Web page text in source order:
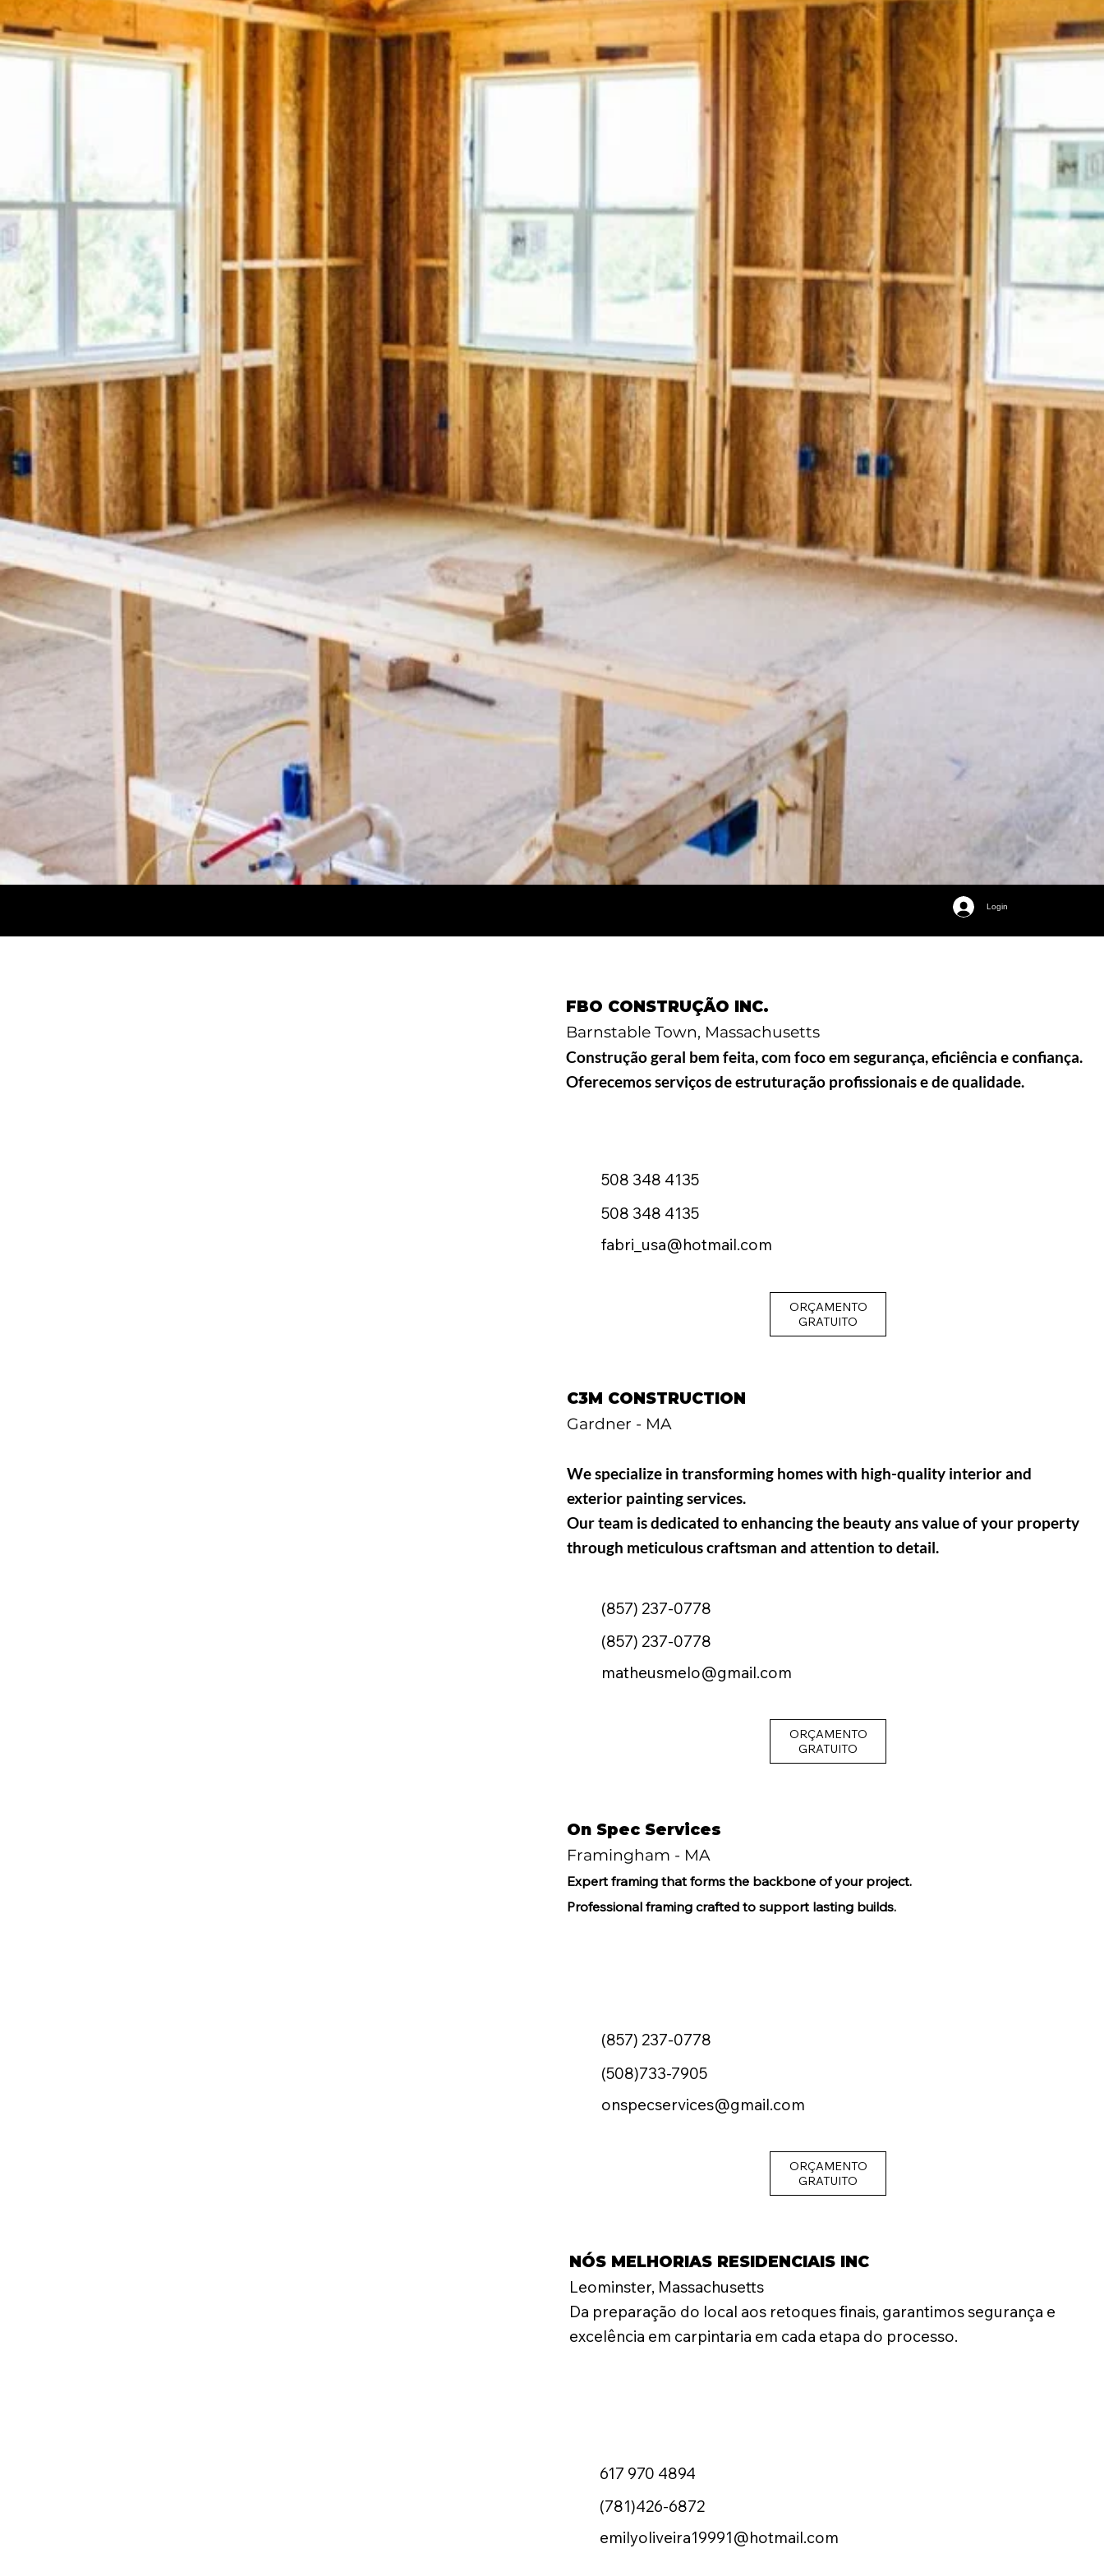
Login
FBO CONSTRUÇÃO INC.
Barnstable Town, Massachusetts
Construção geral bem feita, com foco em segurança, eficiência e confiança.
Oferecemos serviços de estruturação profissionais e de qualidade.
508 348 4135
508 348 4135
fabri_usa@hotmail.com
ORÇAMENTO
GRATUITO
C3M CONSTRUCTION
Gardner - MA
We specialize in transforming homes with high-quality interior and
exterior painting services.
Our team is dedicated to enhancing the beauty ans value of your property
through meticulous craftsman and attention to detail.
(857) 237-0778
(857) 237-0778
matheusmelo@gmail.com
ORÇAMENTO
GRATUITO
On Spec Services
Framingham - MA
Expert framing that forms the backbone of your project.
Professional framing crafted to support lasting builds.
(857) 237-0778
(508)733-7905
onspecservices@gmail.com
ORÇAMENTO
GRATUITO
NÓS MELHORIAS RESIDENCIAIS INC
Leominster, Massachusetts
Da preparação do local aos retoques finais, garantimos segurança e
excelência em carpintaria em cada etapa do processo.
617 970 4894
(781)426-6872
emilyoliveira19991@hotmail.com